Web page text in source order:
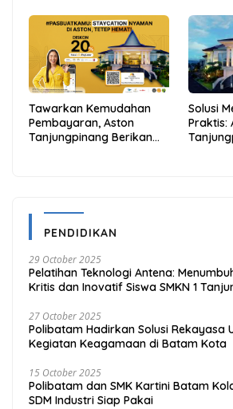
dan Hemat
Tawarkan Kemudahan
Pembayaran, Aston
Tanjungpinang Berikan
Solusi
Praktis:
PENDIDIKAN
29 October 2025
Pelatihan Teknologi Antena:
Kritis dan Inovatif Siswa SMKN 1
27 October 2025
Polibatam Hadirkan Solusi Rekayasa
Kegiatan Keagamaan di Batam Kota
15 October 2025
Polibatam dan SMK Kartini Batam
SDM Industri Siap Pakai